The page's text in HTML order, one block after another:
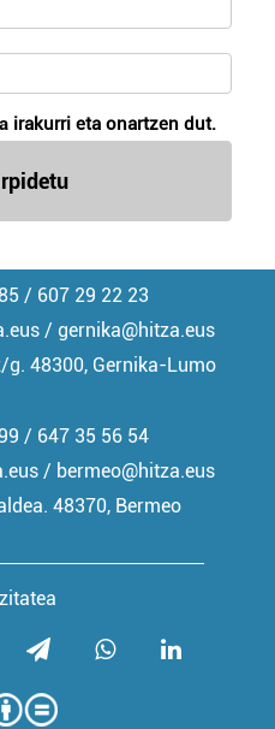
irakurri eta onartzen dut.
/ 607 29 22 23
/ gernika@hitza.eus
g. 48300, Gernika-Lumo
/ 647 35 56 54
/ bermeo@hitza.eus
48370, Bermeo